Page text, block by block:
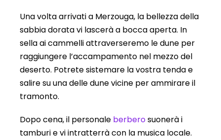
Una volta arrivati a Merzouga, la bellezza della
sabbia dorata vi lascerà a bocca aperta. In
sella ai cammelli attraverseremo le dune per
raggiungere l’accampamento nel mezzo del
deserto. Potrete sistemare la vostra tenda e
salire su una delle dune vicine per ammirare il
tramonto.
Dopo cena, il personale berberosuonerà i
tamburi e vi intratterrà con la musica locale.